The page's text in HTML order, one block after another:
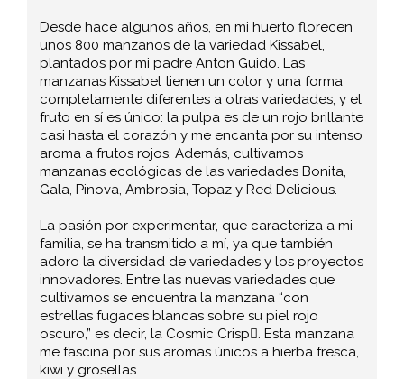
Desde hace algunos años, en mi huerto florecen
unos 800 manzanos de la variedad Kissabel,
plantados por mi padre Anton Guido. Las
manzanas Kissabel tienen un color y una forma
completamente diferentes a otras variedades, y el
fruto en sí es único: la pulpa es de un rojo brillante
casi hasta el corazón y me encanta por su intenso
aroma a frutos rojos. Además, cultivamos
manzanas ecológicas de las variedades Bonita,
Gala, Pinova, Ambrosia, Topaz y Red Delicious.
La pasión por experimentar, que caracteriza a mi
familia, se ha transmitido a mí, ya que también
adoro la diversidad de variedades y los proyectos
innovadores. Entre las nuevas variedades que
cultivamos se encuentra la manzana “con
estrellas fugaces blancas sobre su piel rojo
oscuro,” es decir, la Cosmic Crisp. Esta manzana
me fascina por sus aromas únicos a hierba fresca,
kiwi y grosellas.